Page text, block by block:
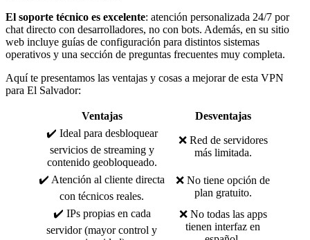
El soporte técnico es excelente: atención personalizada 24/7 por
chat directo con desarrolladores, no con bots. Además, en su sitio
web incluye guías de configuración para distintos sistemas
operativos y una sección de preguntas frecuentes muy completa.
Aquí te presentamos las ventajas y cosas a mejorar de esta VPN
para El Salvador:
Ventajas
Desventajas
✔️ Ideal para desbloquear
servicios de streaming y
contenido geobloqueado.
❌ Red de servidores
más limitada.
✔️ Atención al cliente directa
con técnicos reales.
❌ No tiene opción de
plan gratuito.
✔️ IPs propias en cada
servidor (mayor control y
❌ No todas las apps
tienen interfaz en